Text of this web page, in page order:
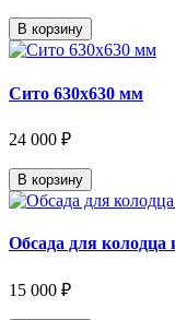
В корзину
Сито 630х630 мм
24 000 ₽
В корзину
Обсада для
15 000 ₽